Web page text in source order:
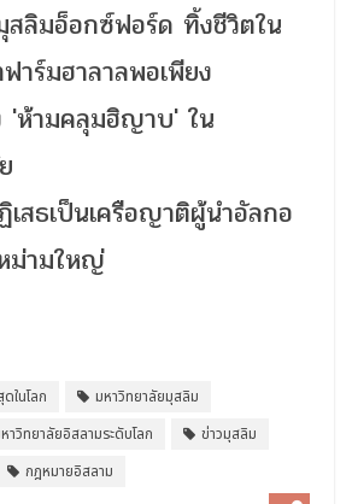
สลิมอ็อกซ์ฟอร์ด ทิ้งชีวิตใน
าร์มฮาลาลพอเพียง
'ห้ามคลุมฮิญาบ' ใน
สธเป็นเครือญาติผู้นำอัลกอ
ม่ามใหญ่
ในโลก
มหาวิทยาลัยมุสลิม
าวิทยาลัยอิสลามระดับโลก
ข่าวมุสลิม
กฎหมายอิสลาม